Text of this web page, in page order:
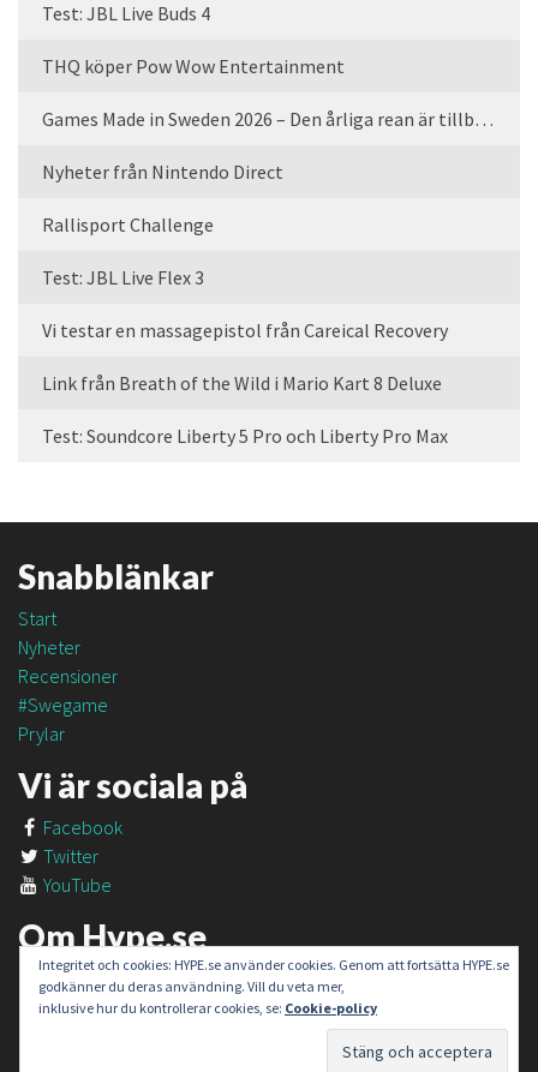
Test: JBL Live Buds 4
THQ köper Pow Wow Entertainment
Games Made in Sweden 2026 – Den årliga rean är tillbaka
Nyheter från Nintendo Direct
Rallisport Challenge
Test: JBL Live Flex 3
Vi testar en massagepistol från Careical Recovery
Link från Breath of the Wild i Mario Kart 8 Deluxe
Test: Soundcore Liberty 5 Pro och Liberty Pro Max
Snabblänkar
Start
Nyheter
Recensioner
#Swegame
Prylar
Vi är sociala på
Facebook
Twitter
YouTube
Om Hype.se
Om oss
Om #SweGame
Integritet och cookies: HYPE.se använder cookies. Genom att fortsätta HYPE.se
godkänner du deras användning. Vill du veta mer,
inklusive hur du kontrollerar cookies, se: Cookie-policy